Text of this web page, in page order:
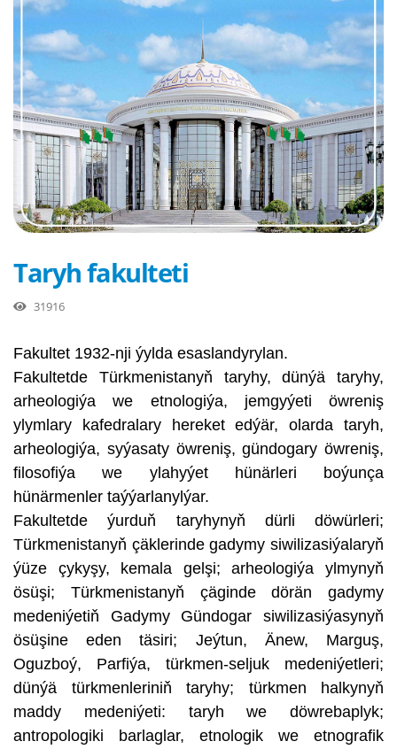
Taryh fakulteti
31916
Fakultet 1932-nji ýylda esaslandyrylan.
Fakultetde Türkmenistanyň taryhy, dünýä taryhy,
arheologiýa we etnologiýa, jemgyýeti öwreniş
ylymlary kafedralary hereket edýär, olarda taryh,
arheologiýa, syýasaty öwreniş, gündogary öwreniş,
filosofiýa we ylahyýet hünärleri boýunça
hünärmenler taýýarlanylýar.
Fakultetde ýurduň taryhynyň dürli döwürleri;
Türkmenistanyň çäklerinde gadymy siwilizasiýalaryň
ýüze çykyşy, kemala gelşi; arheologiýa ylmynyň
ösüşi; Türkmenistanyň çäginde dörän gadymy
medeniýetiň Gadymy Gündogar siwilizasiýasynyň
ösüşine eden täsiri; Jeýtun, Änew, Marguş,
Oguzboý, Parfiýa, türkmen-seljuk medeniýetleri;
dünýä türkmenleriniň taryhy; türkmen halkynyň
maddy medeniýeti: taryh we döwrebaplyk;
antropologiki barlaglar, etnologik we etnografik